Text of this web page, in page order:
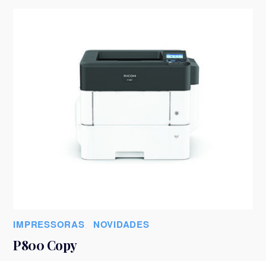
IMPRESSORAS NOVIDADES
P800 Copy